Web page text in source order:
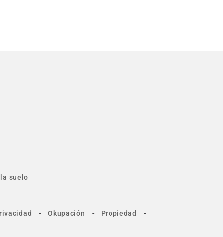
suelo
- Okupación - Propiedad -